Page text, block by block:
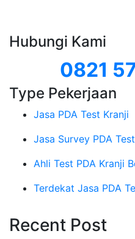
Hubungi Kami
0821
Type Pekerjaan
Jasa PDA Test Kranji
Jasa Survey PDA
Ahli Test PDA Kranji
Terdekat Jasa PDA
Recent Post